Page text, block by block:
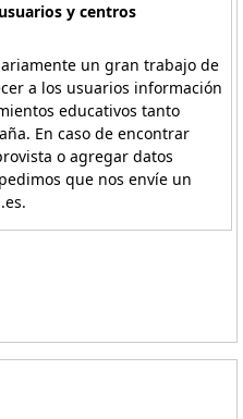
y centros
un gran trabajo de
a los usuarios información
educativos tanto
En caso de encontrar
o agregar datos
que nos envíe un